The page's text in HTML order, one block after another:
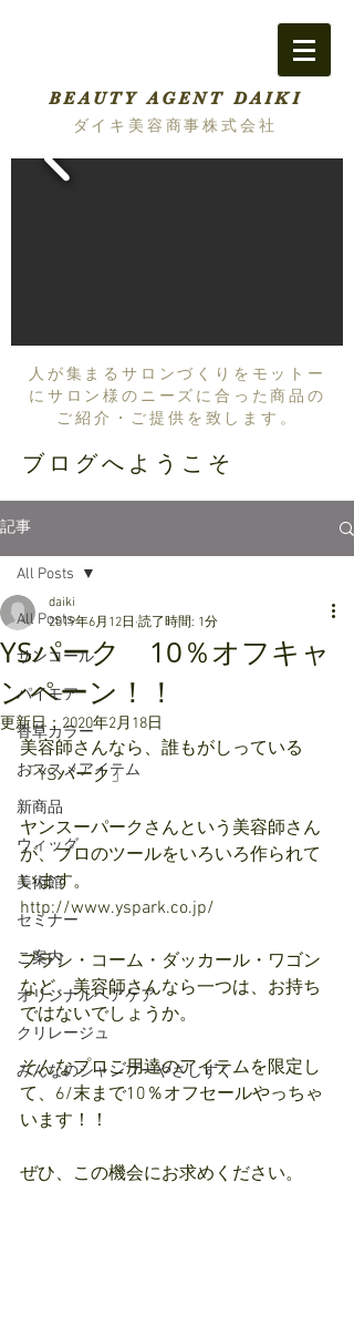
BEAUTY AGENT DAIKI
ダイキ美容商事株式会社
人が集まるサロンづくりをモットー
にサロン様のニーズに合った商品の
ご紹介・ご提供を致します。
ブログへようこそ
記事
All Posts
サンコール
パイモア
香草カラー
おススメアイテム
新商品
ウィッグ
美術館
セミナー
ご案内
オリジナルヘアケア
クリレージュ
みんなのシャンプーやさしずく
All Posts
YSパーク 10％オフキャ
ンペーン！！
daiki
2019年6月12日 読了時間: 1分
更新日： 2020年2月18日
美容師さんなら、誰もがしっている
「YSパーク」
ヤンスーパークさんという美容師さん
が、プロのツールをいろいろ作られて
います。
http://www.yspark.co.jp/
ブラシ・コーム・ダッカール・ワゴン
など、美容師さんなら一つは、お持ち
ではないでしょうか。
そんなプロご用達のアイテムを限定し
て、6/末まで10％オフセールやっちゃ
います！！
ぜひ、この機会にお求めください。